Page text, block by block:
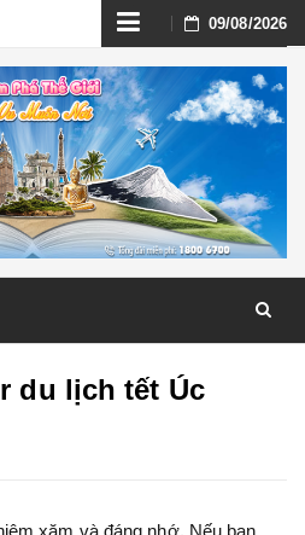
Skip
to
content
09/08/2026
du lịch tết Úc
xăm và đáng nhớ. Nếu bạn